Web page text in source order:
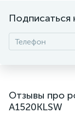
Подписаться
Отзывы про
A1520KLSW